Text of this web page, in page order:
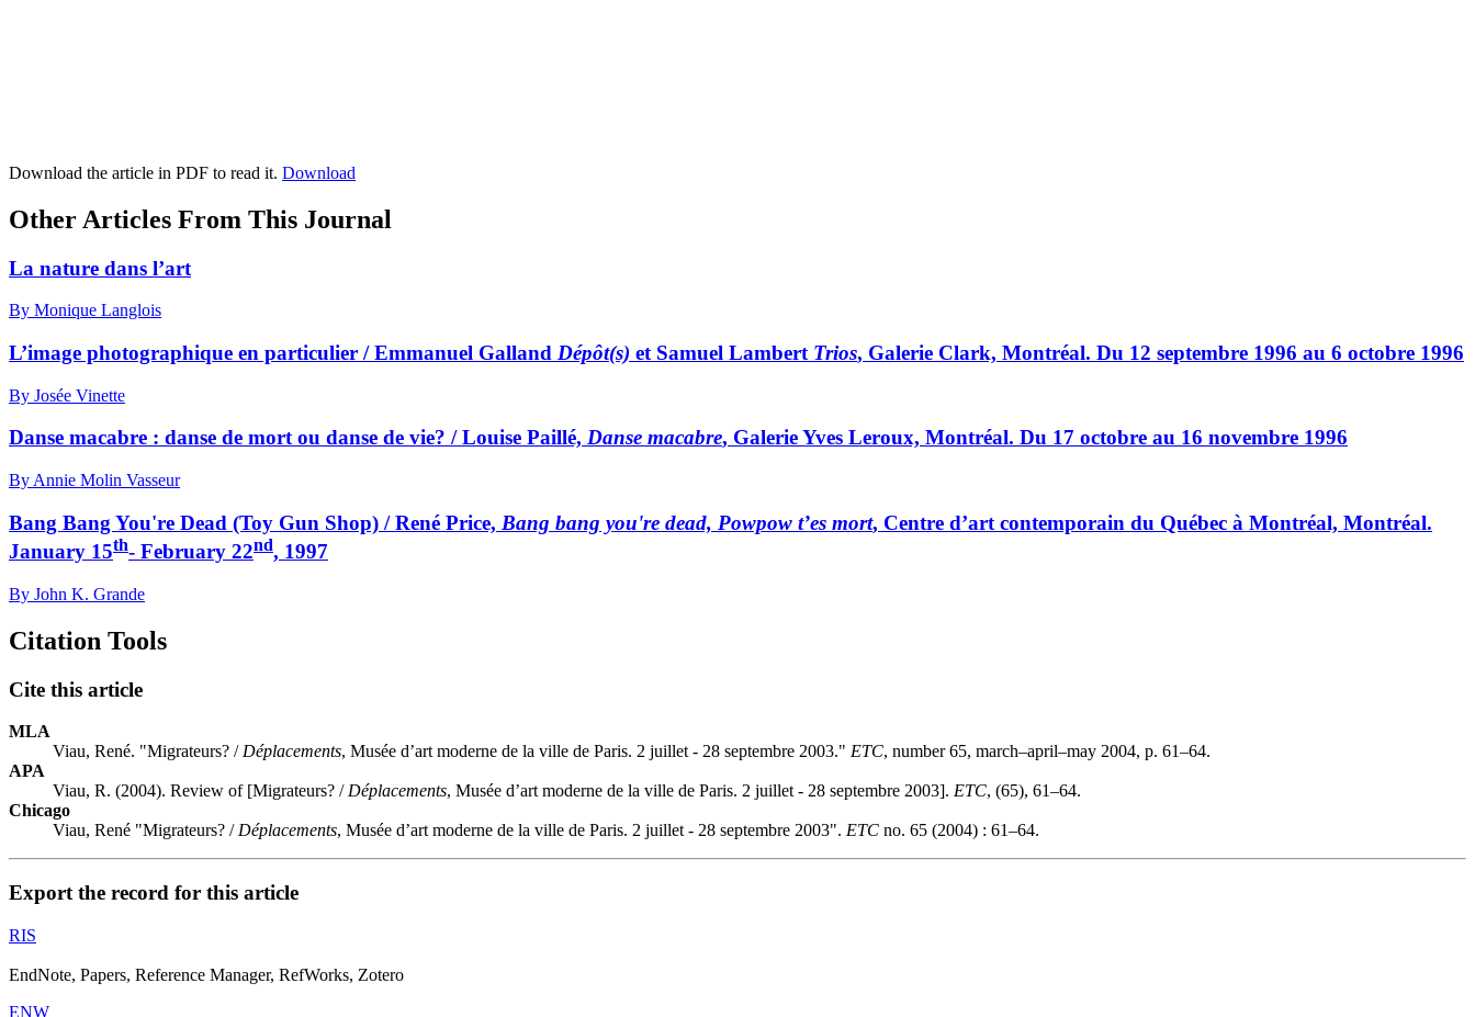
Download the article in PDF to read it. Download
Other Articles From This Journal
La nature dans l’art
By Monique Langlois
L’image photographique en particulier / Emmanuel Galland Dépôt(s) et Samuel Lambert Trios, Galerie Clark, Montréal. Du 12 septembre 1996 au 6 octobre 1996
By Josée Vinette
Danse macabre : danse de mort ou danse de vie? / Louise Paillé, Danse macabre, Galerie Yves Leroux, Montréal. Du 17 octobre au 16 novembre 1996
By Annie Molin Vasseur
Bang Bang You're Dead (Toy Gun Shop) / René Price, Bang bang you're dead, Powpow t’es mort, Centre d’art contemporain du Québec à Montréal, Montréal.
January 15th- February 22nd, 1997
By John K. Grande
Citation Tools
Cite this article
MLA
Viau, René. "Migrateurs? / Déplacements, Musée d’art moderne de la ville de Paris. 2 juillet - 28 septembre 2003." ETC, number 65, march–april–may 2004, p. 61–64.
APA
Viau, R. (2004). Review of [Migrateurs? / Déplacements, Musée d’art moderne de la ville de Paris. 2 juillet - 28 septembre 2003]. ETC, (65), 61–64.
Chicago
Viau, René "Migrateurs? / Déplacements, Musée d’art moderne de la ville de Paris. 2 juillet - 28 septembre 2003". ETC no. 65 (2004) : 61–64.
Export the record for this article
RIS
EndNote, Papers, Reference Manager, RefWorks, Zotero
ENW